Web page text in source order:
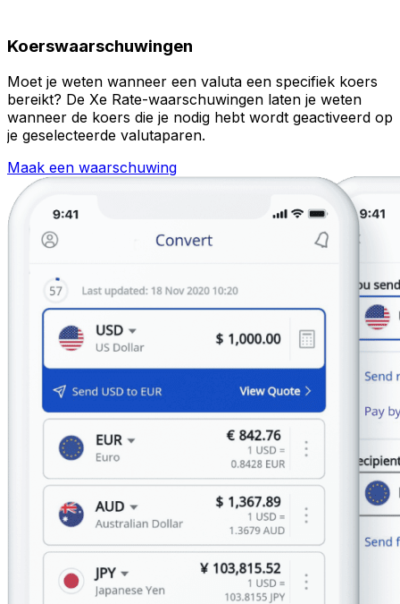
Koerswaarschuwingen
Moet je weten wanneer een valuta een specifiek koers
bereikt? De Xe Rate-waarschuwingen laten je weten
wanneer de koers die je nodig hebt wordt geactiveerd op
je geselecteerde valutaparen.
Maak een waarschuwing